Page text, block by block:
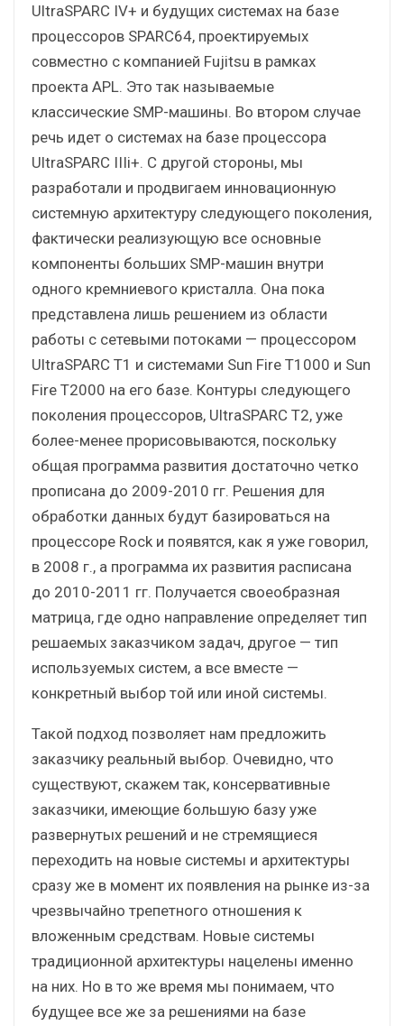
UltraSPARC IV+ и будущих системах на базе
процессоров SPARC64, проектируемых
совместно с компанией Fujitsu в рамках
проекта APL. Это так называемые
классические SMP-машины. Во втором случае
речь идет о системах на базе процессора
UltraSPARC IIIi+. С другой стороны, мы
разработали и продвигаем инновационную
системную архитектуру следующего поколения,
фактически реализующую все основные
компоненты больших SMP-машин внутри
одного кремниевого кристалла. Она пока
представлена лишь решением из области
работы с сетевыми потоками — процессором
UltraSPARC T1 и системами Sun Fire T1000 и Sun
Fire T2000 на его базе. Контуры следующего
поколения процессоров, UltraSPARC T2, уже
более-менее прорисовываются, поскольку
общая программа развития достаточно четко
прописана до 2009-2010 гг. Решения для
обработки данных будут базироваться на
процессоре Rock и появятся, как я уже говорил,
в 2008 г., а программа их развития расписана
до 2010-2011 гг. Получается своеобразная
матрица, где одно направление определяет тип
решаемых заказчиком задач, другое — тип
используемых систем, а все вместе —
конкретный выбор той или иной системы.
Такой подход позволяет нам предложить
заказчику реальный выбор. Очевидно, что
существуют, скажем так, консервативные
заказчики, имеющие большую базу уже
развернутых решений и не стремящиеся
переходить на новые системы и архитектуры
сразу же в момент их появления на рынке из-за
чрезвычайно трепетного отношения к
вложенным средствам. Новые системы
традиционной архитектуры нацелены именно
на них. Но в то же время мы понимаем, что
будущее все же за решениями на базе